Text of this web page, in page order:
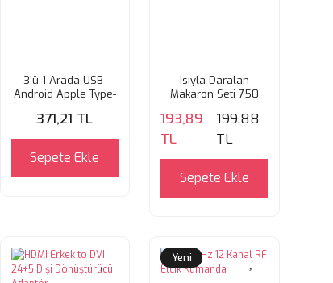
3'ü 1 Arada USB-
Android Apple Type-
Kablosu
371,21 TL
Sepete Ekle
Isıyla Daralan
Makaron Seti 750
193,89
TL
199,88
TL
Sepete Ekle
Yeni